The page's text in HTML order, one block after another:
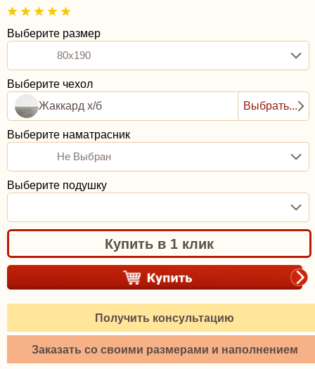
Выберите размер
80x190
Выберите чехол
Жаккард х/б
Выбрать...
Выберите наматрасник
Не Выбран
Выберите подушку
Купить в 1 клик
Получить консультацию
Заказать со своими размерами и наполнением